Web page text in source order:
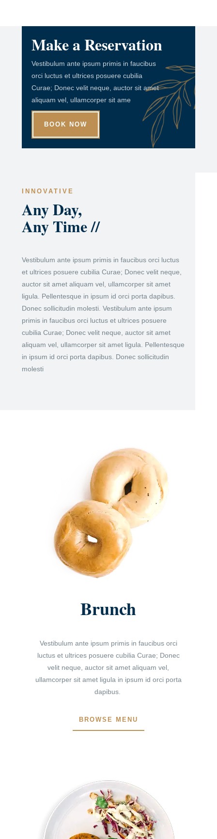
Make a Reservation
Vestibulum ante ipsum primis in faucibus
orci luctus et ultrices posuere cubilia
Curae; Donec velit neque, auctor sit amet
aliquam vel, ullamcorper sit ame
BOOK NOW
INNOVATIVE
Any Day,
Any Time //
Vestibulum ante ipsum primis in faucibus orci luctus
et ultrices posuere cubilia Curae; Donec velit neque,
auctor sit amet aliquam vel, ullamcorper sit amet
ligula. Pellentesque in ipsum id orci porta dapibus.
Donec sollicitudin molesti. Vestibulum ante ipsum
primis in faucibus orci luctus et ultrices posuere
cubilia Curae; Donec velit neque, auctor sit amet
aliquam vel, ullamcorper sit amet ligula. Pellentesque
in ipsum id orci porta dapibus. Donec sollicitudin
molesti
Brunch
Vestibulum ante ipsum primis in faucibus orci
luctus et ultrices posuere cubilia Curae; Donec
velit neque, auctor sit amet aliquam vel,
ullamcorper sit amet ligula in ipsum id orci porta
dapibus.
BROWSE MENU